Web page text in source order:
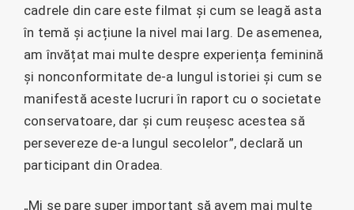
cadrele din care este filmat și cum se leagă asta
în temă și acțiune la nivel mai larg. De asemenea,
am învățat mai multe despre experiența feminină
și nonconformitate de-a lungul istoriei și cum se
manifestă aceste lucruri în raport cu o societate
conservatoare, dar și cum reușesc acestea să
persevereze de-a lungul secolelor”, declară un
participant din Oradea.
„Mi se pare super important să avem mai multe